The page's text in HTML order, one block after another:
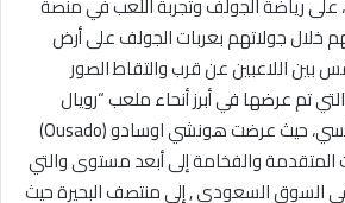
رياضة الجولف وتجربة اللعب في منصة
خلال جولاتهم بعربات الجولف على أرض
بين اللاعبين عن قرب والتقاط الصور
التي تم عرضها في أبرز أنحاء ملعب “رويال
غرينز”، فمن المدخل الرئيسي، حيث عرضت هونشي اوسادو (Ousado)
المتقدمة والفخامة إلى أبعد مستوى والتي
السوق السعودي , إلى منتصف البحيرة حيث